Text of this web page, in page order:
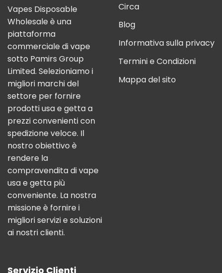
Vapes Disposable
Wholesale è una
piattaforma
commerciale di vape
sotto Pamirs Group
Limited. Selezioniamo i
migliori marchi del
settore per fornire
prodotti usa e getta a
prezzi convenienti con
spedizione veloce. Il
nostro obiettivo è
rendere la
compravendita di vape
usa e getta più
conveniente. La nostra
missione è fornire i
migliori servizi e soluzioni
ai nostri clienti.
Circa
Blog
Informativa sulla privacy
Termini e Condizioni
Mappa del sito
Servizio Clienti